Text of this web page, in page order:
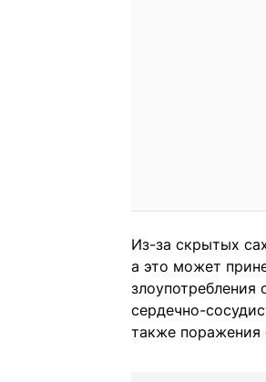
Из-за скрытых
а это может
сердечно-
также поражения